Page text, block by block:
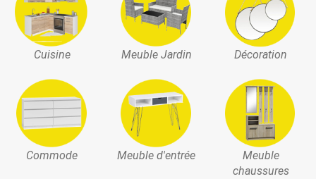
Cuisine Meuble Jardin Décoration
Commode Meuble d'entrée
Meuble
chaussures